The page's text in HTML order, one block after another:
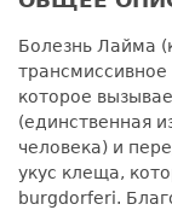
Болезнь Лайма
которое
(единственная
человека) и
укус клеща,
burgdorferi.